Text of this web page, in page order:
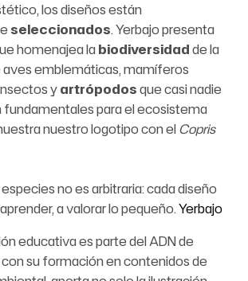
los diseños están
seleccionados. Yerbajo presenta
homenajea labiodiversidadde la
aves emblemáticas, mamíferos
yartrópodosque casi nadie
fundamentales para el ecosistema
nuestro logotipo con elCopris
no es arbitraria: cada diseño
a valorar lo pequeño.Yerbajo
educativa es parte del ADN de
con su formación en contenidos de